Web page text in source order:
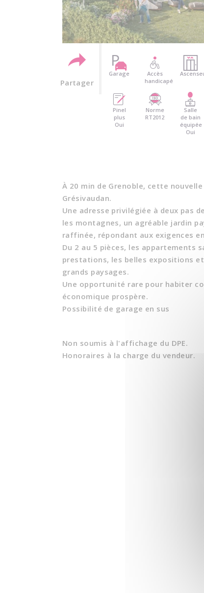
Partager
Garage
Accès
handicapé
Pinel
plus
Oui
Norme
RT2012
Salle
de bain
équipée
Oui
À 20 min de Grenoble, cette
Grésivaudan.
Une adresse privilégiée à deux pas
les montagnes, un agréable jardin
raffinée, répondant aux exigences
Du 2 au 5 pièces, les appartements
prestations, les belles expositions
grands paysages.
Une opportunité rare pour habiter
économique prospère.
Possibilité de garage en sus
Non soumis à l'affichage du DPE.
Honoraires à la charge du vendeur.